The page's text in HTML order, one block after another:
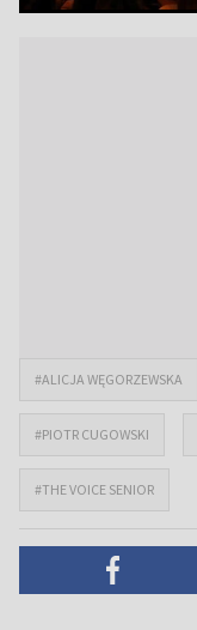
#ALICJA WĘGORZEWSKA
#PIOTR CUGOWSKI
#THE VOICE SENIOR